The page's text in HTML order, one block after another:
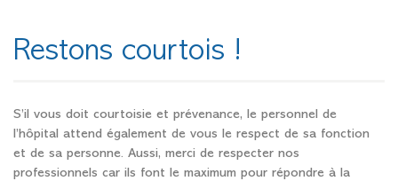
Restons courtois !
S’il vous doit courtoisie et prévenance, le personnel de
l’hôpital attend également de vous le respect de sa fonction
et de sa personne. Aussi, merci de respecter nos
professionnels car ils font le maximum pour répondre à la